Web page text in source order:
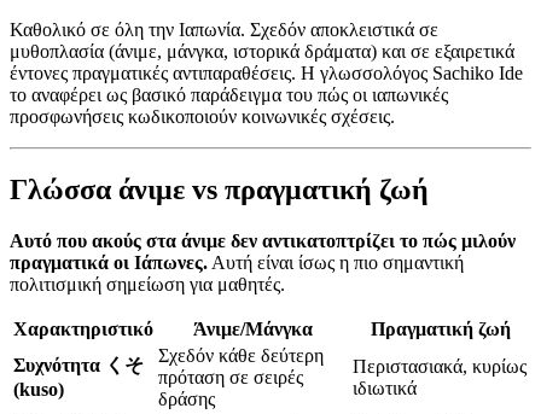
Καθολικό σε όλη την Ιαπωνία. Σχεδόν αποκλειστικά σε
μυθοπλασία (άνιμε, μάνγκα, ιστορικά δράματα) και σε εξαιρετικά
έντονες πραγματικές αντιπαραθέσεις. Η γλωσσολόγος Sachiko Ide
το αναφέρει ως βασικό παράδειγμα του πώς οι ιαπωνικές
προσφωνήσεις κωδικοποιούν κοινωνικές σχέσεις.
Γλώσσα άνιμε vs πραγματική ζωή
Αυτό που ακούς στα άνιμε δεν αντικατοπτρίζει το πώς μιλούν
πραγματικά οι Ιάπωνες. Αυτή είναι ίσως η πιο σημαντική
πολιτισμική σημείωση για μαθητές.
Χαρακτηριστικό Άνιμε/Μάνγκα
Πραγματική ζωή
Συχνότητα くそ
(kuso)
Σχεδόν κάθε δεύτερη
πρόταση σε σειρές
δράσης
Περιστασιακά, κυρίως
ιδιωτικά